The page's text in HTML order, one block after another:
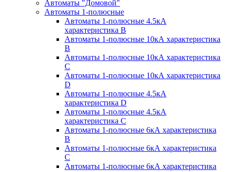
Автоматы "Домовой"
Автоматы 1-полюсные
Автоматы 1-полюсные 4.5кА
характеристика В
Автоматы 1-полюсные 10кА характеристика
B
Автоматы 1-полюсные 10кА характеристика
C
Автоматы 1-полюсные 10кА характеристика
D
Автоматы 1-полюсные 4.5кА
характеристика D
Автоматы 1-полюсные 4.5кА
характеристика С
Автоматы 1-полюсные 6кА характеристика
B
Автоматы 1-полюсные 6кА характеристика
C
Автоматы 1-полюсные 6кА характеристика